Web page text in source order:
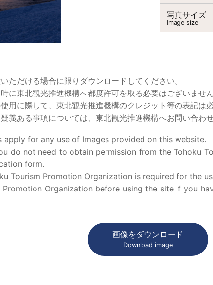
写真サイズ
Image size
ただける場合に限りダウンロードしてください。
に東北観光推進機構へ都度許可を取る必要はございませ
用に際して、東北観光推進機構のクレジット等の表記は必
義ある事項については、東北観光推進機構へお問い合わ
apply for any use of Images provided on this website.
do not need to obtain permission from the Tohoku
form.
Tourism Promotion Organization is required for the
Promotion Organization before using the site if you
画像をダウンロード
Download image